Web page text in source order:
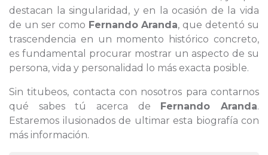
destacan la singularidad, y en la ocasión de la vida
de un ser como Fernando Aranda, que detentó su
trascendencia en un momento histórico concreto,
es fundamental procurar mostrar un aspecto de su
persona, vida y personalidad lo más exacta posible.
Sin titubeos, contacta con nosotros para contarnos
qué sabes tú acerca de Fernando Aranda.
Estaremos ilusionados de ultimar esta biografía con
más información.